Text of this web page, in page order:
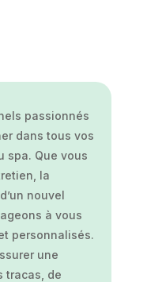
passionnés
dans tous vos
spa. Que vous
la
nouvel
à vous
personnalisés.
une
tracas, de